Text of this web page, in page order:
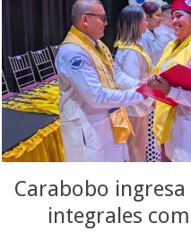
Carabobo
integrales